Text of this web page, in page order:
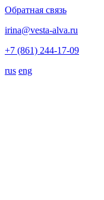
Обратная связь
irina@vesta-alva.ru
+7 (861) 244-17-09
rus eng